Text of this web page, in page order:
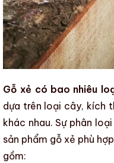
Gỗ xẻ có bao nhiêu
dựa trên loại cây, kích
khác nhau. Sự phân
sản phẩm gỗ xẻ phù
gồm: